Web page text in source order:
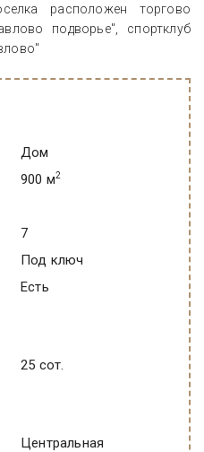
расположен торгово
подворье", спортклуб
Дом
900 м2
7
под ключ
есть
25 сот.
Центральная